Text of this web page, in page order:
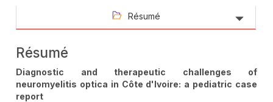
Résumé
Résumé
Diagnostic and therapeutic challenges of
neuromyelitis optica in Côte d'Ivoire: a pediatric case
report